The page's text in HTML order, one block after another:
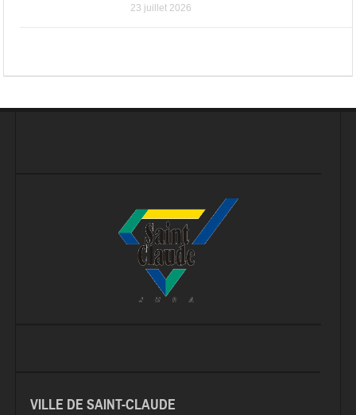
23 juillet 2026
VILLE DE SAINT-CLAUDE